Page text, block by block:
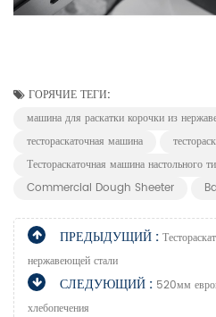
ГОРЯЧИЕ ТЕГИ:
машина для раскатки корочки из
тестораскаточная машина
Тестораскаточная машина настольного
Commercial Dough Sheeter
ПРЕДЫДУЩИЙ :
нержавеющей стали
СЛЕДУЮЩИЙ : 520мм
хлебопечения